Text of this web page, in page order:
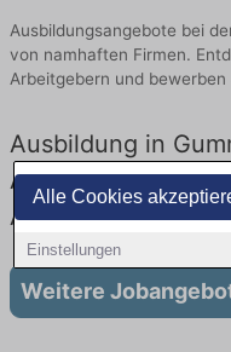
Alle Cookies
Einstellungen
Ausbildungsangebote bei
von namhaften Firmen.
Arbeitgebern und
Ausbildung in
Aktuell gibt es
Ausbildung in
Weitere